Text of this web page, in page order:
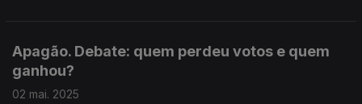
Apagão. Debate: quem perdeu votos e quem
ganhou?
02 mai. 2025